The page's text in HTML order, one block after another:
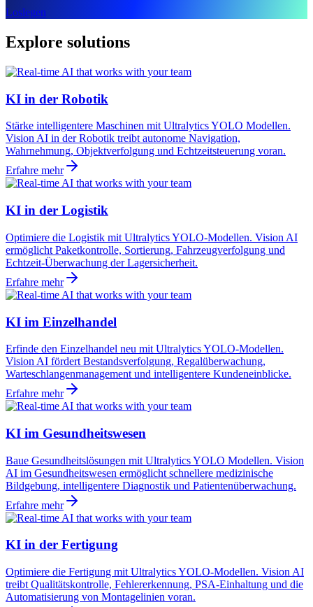
Loslegen
Explore solutions
KI in der Robotik
Stärke intelligentere Maschinen mit Ultralytics YOLO Modellen.
Vision AI in der Robotik treibt autonome Navigation,
Wahrnehmung, Objektverfolgung und Echtzeitsteuerung voran.
Erfahre mehr
KI in der Logistik
Optimiere die Logistik mit Ultralytics YOLO-Modellen. Vision AI
ermöglicht Paketkontrolle, Sortierung, Fahrzeugverfolgung und
Echtzeit-Überwachung der Lagersicherheit.
Erfahre mehr
KI im Einzelhandel
Erfinde den Einzelhandel neu mit Ultralytics YOLO-Modellen.
Vision AI fördert Bestandsverfolgung, Regalüberwachung,
Warteschlangenmanagement und intelligentere Kundeneinblicke.
Erfahre mehr
KI im Gesundheitswesen
Baue Gesundheitslösungen mit Ultralytics YOLO Modellen. Vision
AI im Gesundheitswesen ermöglicht schnellere medizinische
Bildgebung, intelligentere Diagnostik und Patientenüberwachung.
Erfahre mehr
KI in der Fertigung
Optimiere die Fertigung mit Ultralytics YOLO-Modellen. Vision AI
treibt Qualitätskontrolle, Fehlererkennung, PSA-Einhaltung und die
Automatisierung von Montagelinien voran.